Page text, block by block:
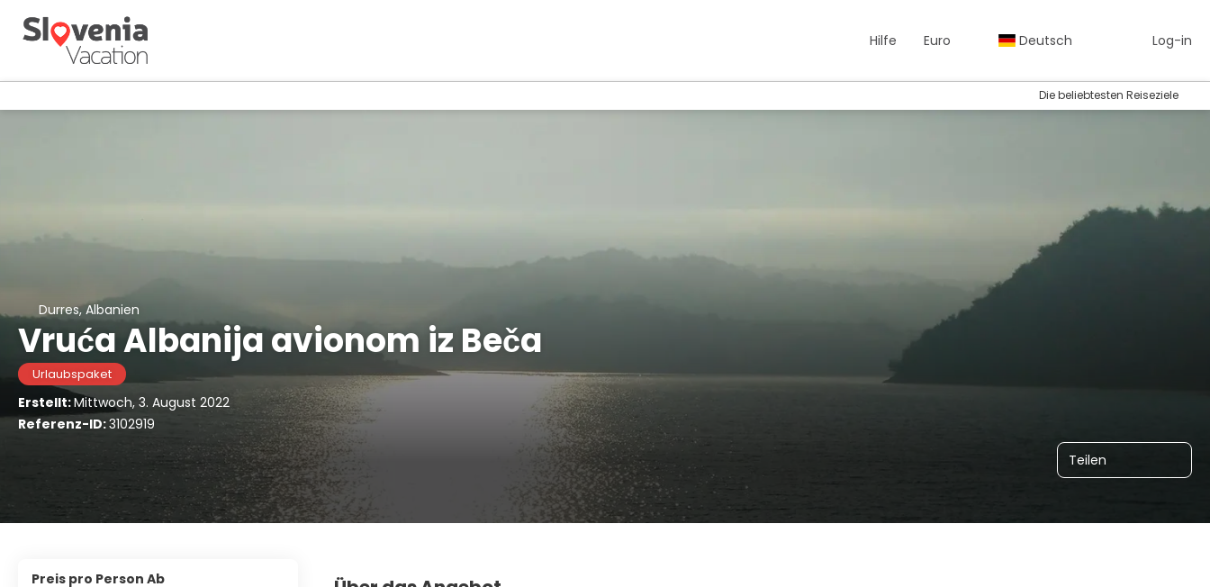
Hilfe Euro Deutsch Log-in
Die beliebtesten Reiseziele
Durres, Albanien
Vruća Albanija avionom iz Beča
Urlaubspaket
Erstellt:Mittwoch, 3. August 2022
Referenz-ID:3102919
Teilen
Preis pro Person Ab